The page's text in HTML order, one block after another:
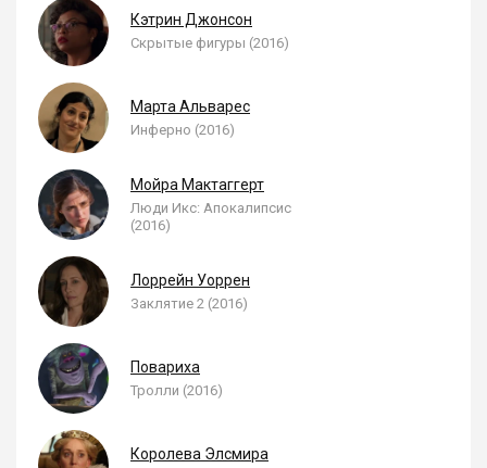
Кэтрин Джонсон
Скрытые фигуры (2016)
Марта Альварес
Инферно (2016)
Мойра Мактаггерт
Люди Икс: Апокалипсис
(2016)
Лоррейн Уоррен
Заклятие 2 (2016)
Повариха
Тролли (2016)
Королева Элсмира